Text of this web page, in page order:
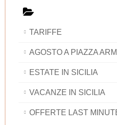
TARIFFE
AGOSTO A PIAZZA
ESTATE IN SICILIA
VACANZE IN SICILIA
OFFERTE LAST